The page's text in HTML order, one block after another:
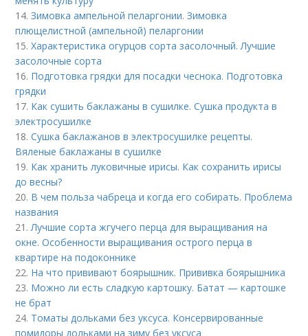
14.Зимовка ампельной пеларгонии. Зимовка
плющелистной (ампельной) пеларгонии
15.Характеристика огурцов сорта засолочный. Лучшие
засолочные сорта
16. Подготовка грядки для посадки чеснока. Подготовка
грядки
17. Как сушить баклажаны в сушилке. Сушка продукта в
электросушилке
18.Сушка баклажанов в электросушилке рецепты.
Вяленые баклажаны в сушилке
19. Как хранить луковичные ирисы. Как сохранить ирисы
до весны?
20. В чем польза чабреца и когда его собирать. Проблема
названия
21.Лучшие сорта жгучего перца для выращивания на
окне. Особенности выращивания острого перца в
квартире на подоконнике
22. На что прививают боярышник. Прививка боярышника
23. Можно ли есть сладкую картошку. Батат — картошке
не брат
24. Томаты дольками без уксуса. Консервированные
помидоры дольками на зиму без уксуса